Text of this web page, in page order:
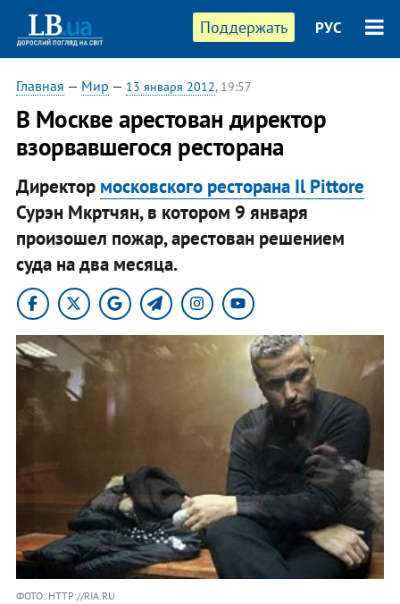
Поддержать РУС
Главная — Мир — 13 января 2012, 19:57
В Москве арестован директор
взорвавшегося ресторана
Директор московского ресторана Il Pittore
Сурэн Мкртчян, в котором 9 января
произошел пожар, арестован решением
суда на два месяца.
ФОТО: HTTP://RIA.RU